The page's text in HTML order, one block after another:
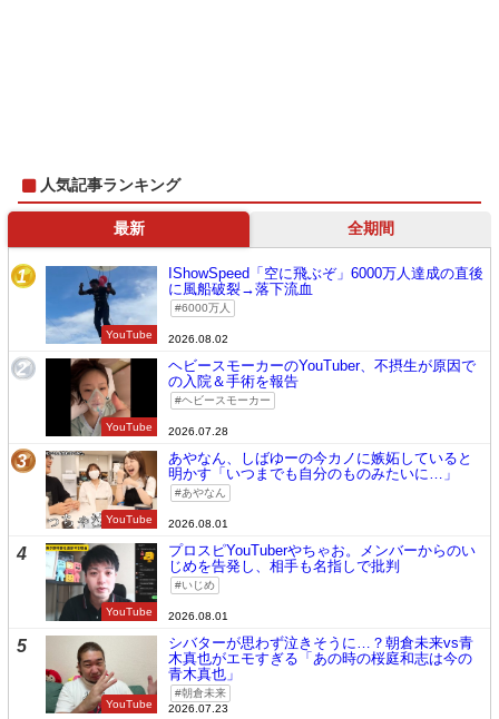
人気記事ランキング
最新 全期間
1
YouTube
IShowSpeed「空に飛ぶぞ」6000万人達成の直後
に風船破裂→落下流血
6000万人
2026.08.02
2
YouTube
ヘビースモーカーのYouTuber、不摂生が原因で
の入院＆手術を報告
ヘビースモーカー
2026.07.28
3
YouTube
あやなん、しばゆーの今カノに嫉妬していると
明かす「いつまでも自分のものみたいに…」
あやなん
2026.08.01
4
YouTube
プロスピYouTuberやちゃお。メンバーからのい
じめを告発し、相手も名指しで批判
いじめ
2026.08.01
5
YouTube
シバターが思わず泣きそうに…？朝倉未来vs青
木真也がエモすぎる「あの時の桜庭和志は今の
青木真也」
朝倉未来
2026.07.23